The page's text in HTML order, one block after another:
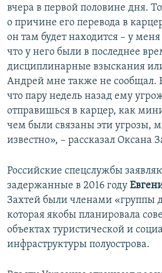
вчера в первой половине дня.
о причине его перевода в
он там будет находится – у
что у него были в последнее
дисциплинарные взыскания
Андрей мне также не сообщал.
что пару недель назад ему
отправишься в карцер, как
чем были связаны эти угрозы,
известно», – рассказал Оксана
Российские спецслужбы
задержанные в 2016 году
Захтей были членами «группы
которая якобы планировала
объектах туристической и
инфраструктуры полуострова.